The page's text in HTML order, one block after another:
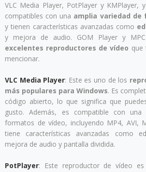
VLC Media Player, PotPlayer y KMPlayer,
compatibles con una amplia variedad de
y tienen características avanzadas como
y mejora de audio. GOM Player y
excelentes reproductores de vídeo que
mencionar.
VLC Media Player: Este es uno de los
más populares para Windows. Es
código abierto, lo que significa que
gusto. Además, es compatible con una
formatos de vídeo, incluyendo MP4, AVI,
tiene características avanzadas como
mejora de audio y pantalla dividida.
PotPlayer: Este reproductor de vídeo